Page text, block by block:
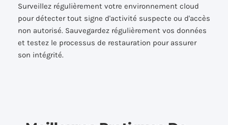
Surveillez régulièrement votre environnement cloud
pour détecter tout signe d'activité suspecte ou d'accès
non autorisé. Sauvegardez régulièrement vos données
et testez le processus de restauration pour assurer
son intégrité.